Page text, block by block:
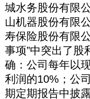
城水务股份有限
山机器股份有限
寿保险股份有限
事项”中突出了股
确：公司每年以
利润的10%；公
期定期报告中披